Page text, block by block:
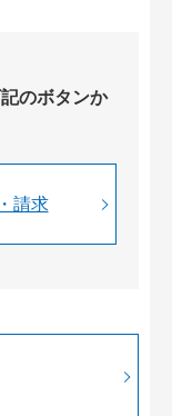
のボタンか
請求